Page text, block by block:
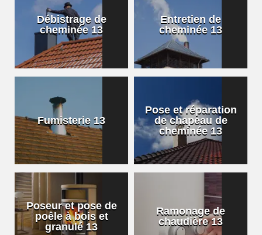
Débistrage de
cheminée 13
Entretien de
cheminée 13
Fumisterie 13
Pose et réparation
de chapeau de
cheminée 13
Poseur et pose de
poêle à bois et
granulé 13
Ramonage de
chaudière 13